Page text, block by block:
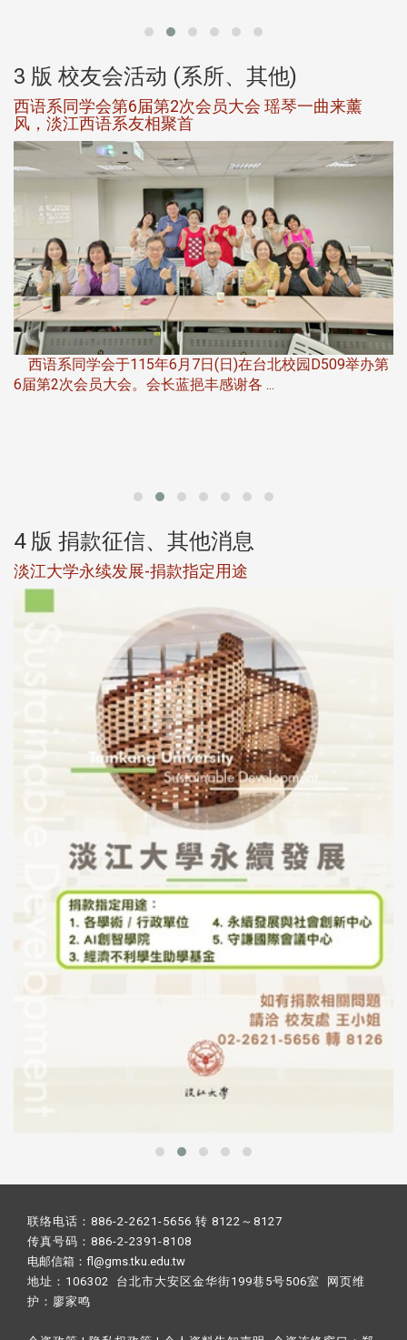
3 版 校友会活动 (系所、其他)
西语系同学会第6届第2次会员大会 瑶琴一曲来薰
风，淡江西语系友相聚首
西语系同学会于115年6月7日(日)在台北校园D509举办第
6届第2次会员大会。会长蓝挹丰感谢各 ...
4 版 捐款征信、其他消息
淡江大学永续发展-捐款指定用途
联络电话：886-2-2621-5656 转 8122～8127
传真号码：886-2-2391-8108
电邮信箱：fl@gms.tku.edu.tw
地址：106302 台北市大安区金华街199巷5号506室 网页维
护： 廖家鸣​